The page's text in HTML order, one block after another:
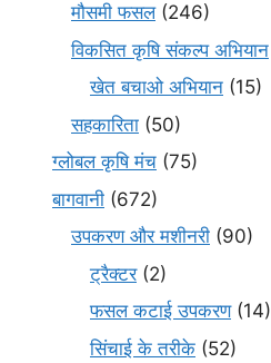
मौसमी फसल(246)
विकसित कृषि संकल्प अभियान
खेत बचाओ अभियान (15)
सहकारिता (50)
ग्लोबल कृषि मंच (75)
बागवानी (672)
उपकरण और मशीनरी (90)
ट्रैक्टर(2)
फसल कटाई उपकरण(14)
सिंचाई के तरीके (52)